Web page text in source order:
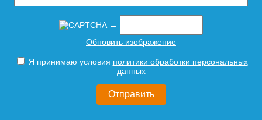
→
Обновить изображение
Я принимаю условия политики обработки персональных
данных